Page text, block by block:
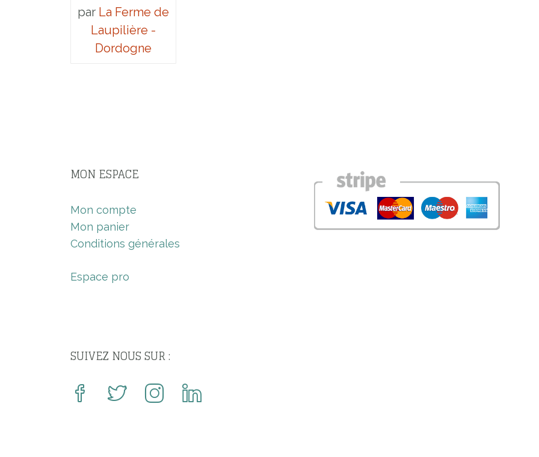
par La Ferme de
Laupilière -
Dordogne
MON ESPACE
Mon compte
Mon panier
Conditions générales
Espace pro
SUIVEZ NOUS SUR :